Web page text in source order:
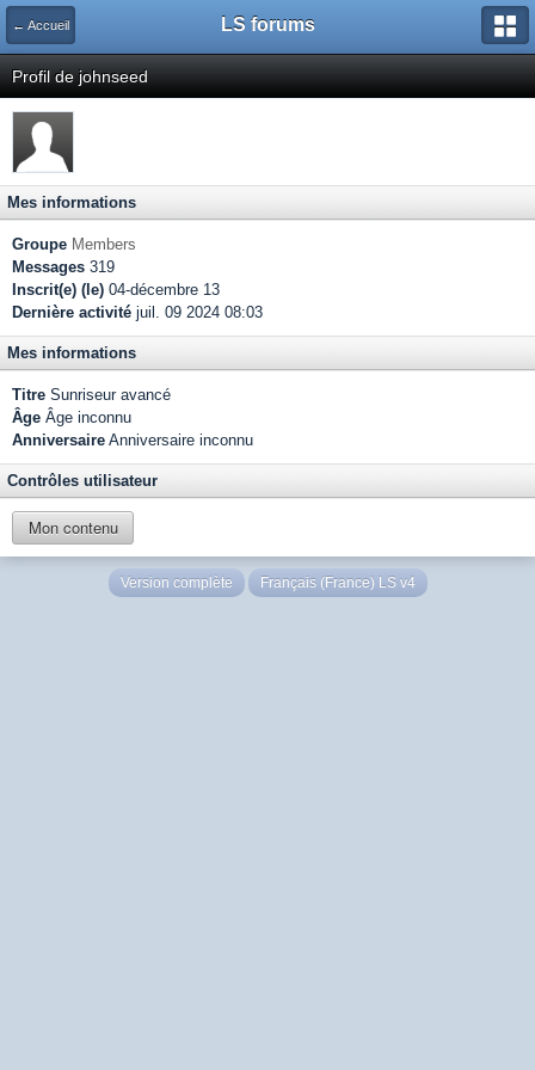
← Accueil LS forums
Profil de johnseed
Mes informations
Groupe Members
Messages 319
Inscrit(e) (le) 04-décembre 13
Dernière activité juil. 09 2024 08:03
Mes informations
Titre Sunriseur avancé
Âge Âge inconnu
Anniversaire Anniversaire inconnu
Contrôles utilisateur
Mon contenu
Version complète Français (France) LS v4